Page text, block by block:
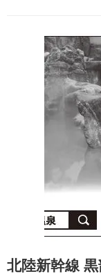
北陸新幹線